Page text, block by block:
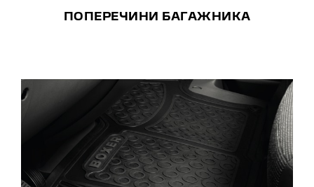
ПОПЕРЕЧИНИ БАГАЖНИКА